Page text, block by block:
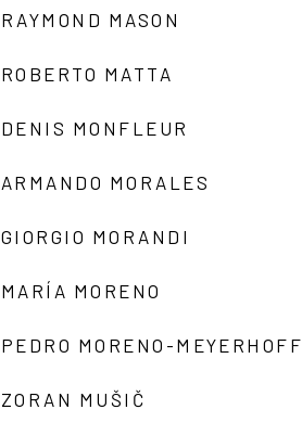
RAYMOND MASON
ROBERTO MATTA
DENIS MONFLEUR
ARMANDO MORALES
GIORGIO MORANDI
MARÍA MORENO
PEDRO MORENO-MEYERHOFF
ZORAN MUŠIČ